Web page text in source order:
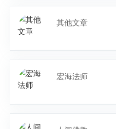
其他文章
宏海法师